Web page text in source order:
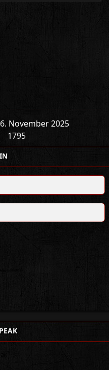
November 2025
1795